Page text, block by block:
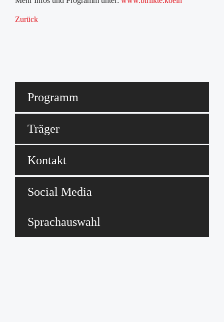
Zurück
Programm
Träger
Kontakt
Social Media
Sprachauswahl